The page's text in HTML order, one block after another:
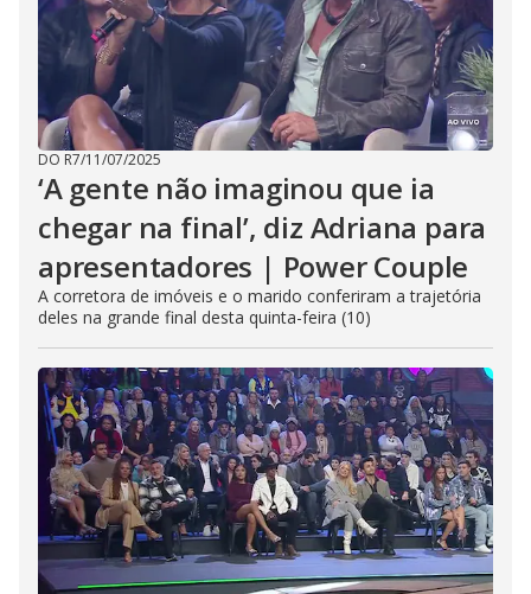
DO R7/11/07/2025
‘A gente não imaginou que ia
chegar na final’, diz Adriana para
apresentadores | Power Couple
A corretora de imóveis e o marido conferiram a trajetória
deles na grande final desta quinta-feira (10)